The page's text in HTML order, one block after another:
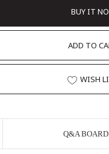
BUY IT
ADD TO
WISH
Q&A BOARD